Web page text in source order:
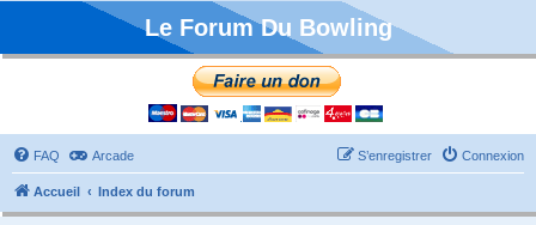
Le Forum Du Bowling
FAQ Arcade Connexion
S’enregistrer
Accueil Index du forum